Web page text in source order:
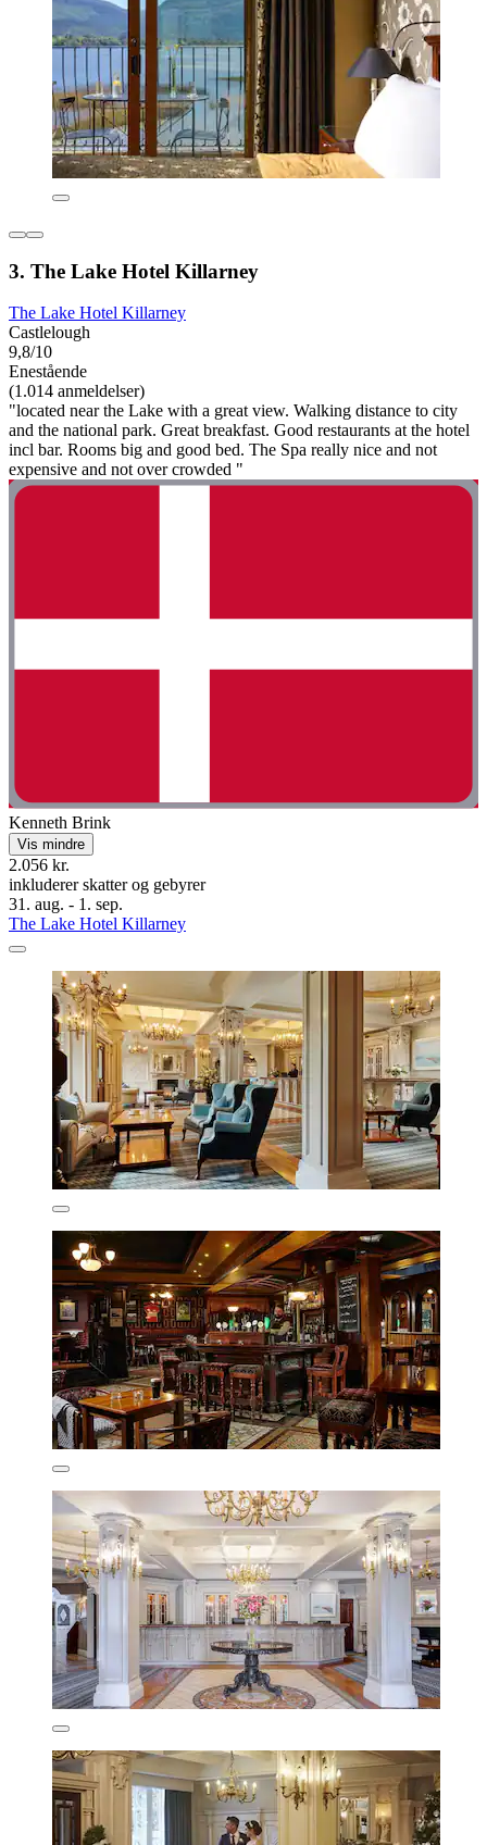
3. The Lake Hotel Killarney
The Lake Hotel Killarney
Castlelough
9,8/10
Enestående
(1.014 anmeldelser)
"located near the Lake with a great view. Walking distance to city
and the national park. Great breakfast. Good restaurants at the hotel
incl bar. Rooms big and good bed. The Spa really nice and not
expensive and not over crowded "
Kenneth Brink
Vis mindre
2.056 kr.
inkluderer skatter og gebyrer
31. aug. - 1. sep.
The Lake Hotel Killarney